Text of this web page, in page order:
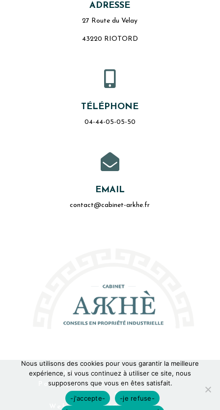
ADRESSE
27 Route du Velay
43220 RIOTORD

TÉLÉPHONE
04-44-05-05-50

EMAIL
contact@cabinet-arkhe.fr
Mentions Légales
Politique de Confidentialité
Plan du Site
Webdesign 842 Concept
Nous utilisons des cookies pour vous garantir la meilleure
expérience, si vous continuez à utiliser ce site, nous
supposerons que vous en êtes satisfait.
-j'accepte-
-je refuse-